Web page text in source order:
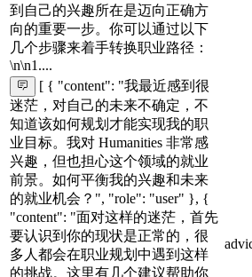
到自己的兴趣所在是迈向正确方
向的重要一步。你可以通过以下
几个步骤来着手转换职业路径：
\n\n1....
[ { "content": "我最近感到很
迷茫，对自己的未来不确定，不
知道该如何规划才能实现我的职
业目标。我对 Humanities 非常感
兴趣，但也担心这个领域的就业
前景。如何平衡我的兴趣和未来
的就业机会？", "role": "user" }, {
"content": "面对这样的迷茫，首先
要认识到你的现状是正常的，很
多人都会在职业规划中遇到这样
的挑战。这里有几个建议帮助你